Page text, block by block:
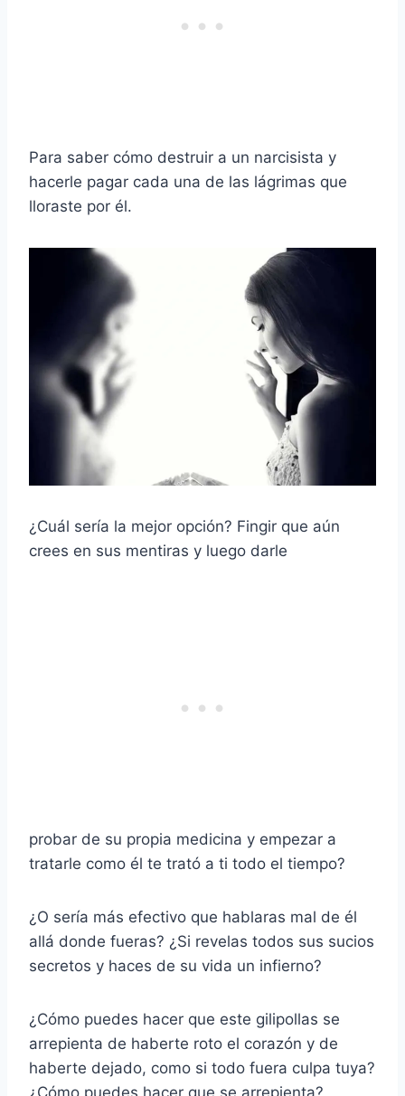
Para saber cómo destruir a un narcisista y
hacerle pagar cada una de las lágrimas que
lloraste por él.
¿Cuál sería la mejor opción? Fingir que aún
crees en sus mentiras y luego darle
probar de su propia medicina y empezar a
tratarle como él te trató a ti todo el tiempo?
¿O sería más efectivo que hablaras mal de él
allá donde fueras? ¿Si revelas todos sus sucios
secretos y haces de su vida un infierno?
¿Cómo puedes hacer que este gilipollas se
arrepienta de haberte roto el corazón y de
haberte dejado, como si todo fuera culpa tuya?